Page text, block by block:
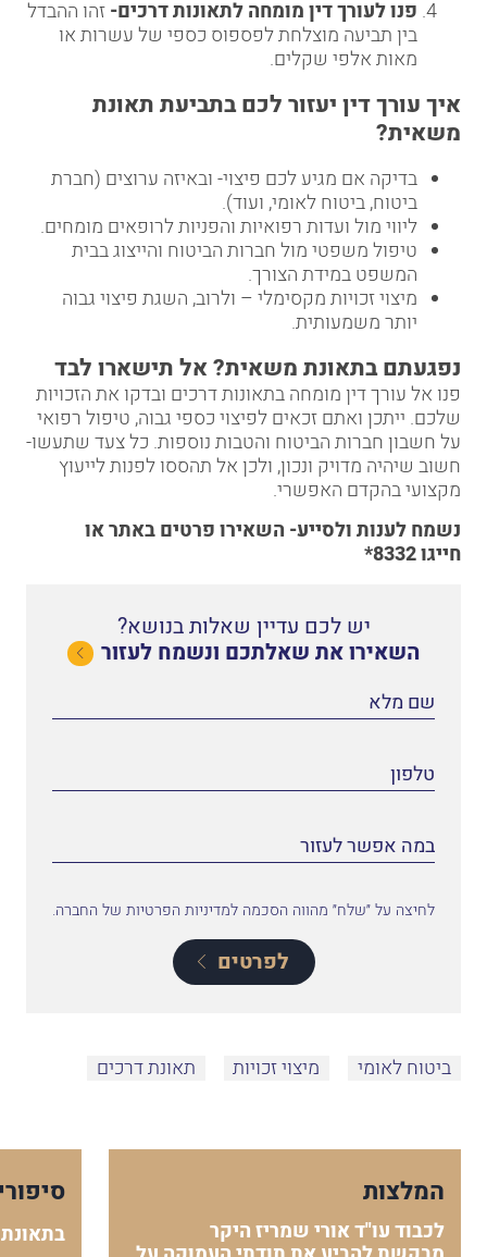
פנו לעורך דין מומחה לתאונות דרכים-זהו ההבדל
בין תביעה מוצלחת לפספוס כספי של עשרות או
מאות אלפי שקלים.
איך עורך דין יעזור לכם בתביעת תאונת
משאית?
בדיקה אם מגיע לכם פיצוי- ובאיזה ערוצים (חברת
ביטוח, ביטוח לאומי, ועוד).
ליווי מול ועדות רפואיות והפניות לרופאים מומחים.
טיפול משפטי מול חברות הביטוח והייצוג בבית
המשפט במידת הצורך.
מיצוי זכויות מקסימלי – ולרוב, השגת פיצוי גבוה
יותר משמעותית.
נפגעתם בתאונת משאית? אל תישארו לבד
פנו אל עורך דין מומחה בתאונות דרכים ובדקו את הזכויות
שלכם. ייתכן ואתם זכאים לפיצוי כספי גבוה, טיפול רפואי
על חשבון חברות הביטוח והטבות נוספות. כל צעד שתעשו-
חשוב שיהיה מדויק ונכון, ולכן אל תהססו לפנות לייעוץ
מקצועי בהקדם האפשרי.
נשמח לענות ולסייע- השאירו פרטים באתראו
חייגו8332*
יש לכם עדיין שאלות בנושא?
השאירו את שאלתכם ונשמח לעזור
לחיצה על ״שלח״ מהווה הסכמה למדיניות הפרטיות של החברה.
לפרטים
ביטוח לאומי מיצוי זכויות תאונת דרכים
המלצות
לכבוד עו"ד אורי שמריז היקר